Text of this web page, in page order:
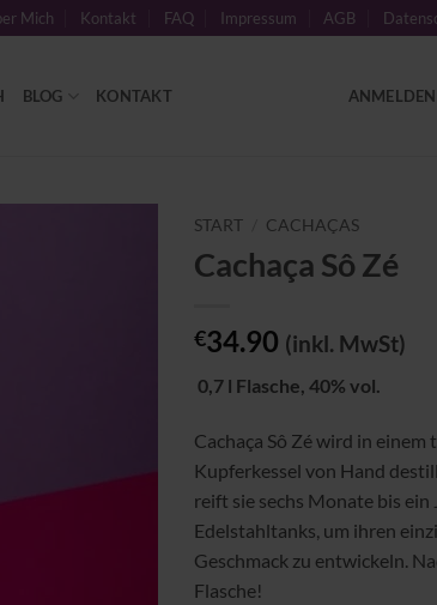
Mich Kontakt FAQ Impressum AGB
BLOG KONTAKT
START CACHAÇAS
Cachaça Sô Zé
€34.90 (inkl. MwSt)
0,7 l Flasche, 40% vol.
Cachaça Sô Zé wird in
Kupferkessel von Hand
reift sie sechs Monate bis ein
Edelstahltanks, um ihren
Geschmack zu entwickeln.
Flasche!